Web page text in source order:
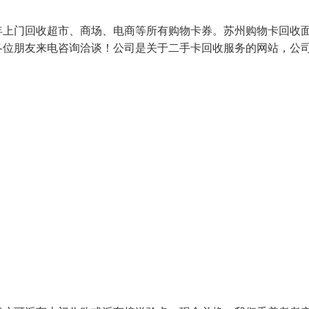
门回收超市、商场、电商等所有购物卡券。苏州购物卡回收
朋友来电咨询洽谈！公司是关于二手卡回收服务的网站，公